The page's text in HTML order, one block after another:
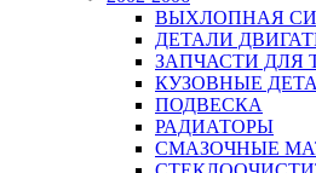
ВЫХЛОПНАЯ
ДЕТАЛИ
ЗАПЧАСТИ ДЛЯ
КУЗОВНЫЕ
ПОДВЕСКА
РАДИАТОРЫ
СМАЗОЧНЫЕ